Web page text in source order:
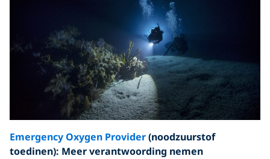
Emergency Oxygen Provider(noodzuurstof
toedinen): Meer verantwoording nemen